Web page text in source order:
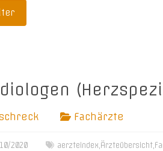
Fachärzte
2020 aerzteindex,Ärzteübersicht,